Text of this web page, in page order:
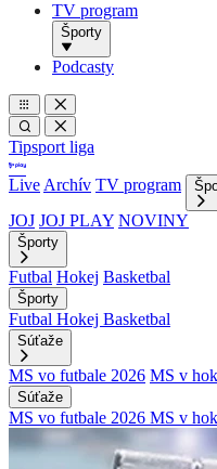
TV program
Športy
Podcasty
Tipsport liga
Live Archív TV program
JOJ JOJ PLAY NOVINY
Športy
Futbal Hokej Basketbal
Športy
Futbal Hokej Basketbal
Súťaže
MS vo futbale 2026 MS v
Súťaže
MS vo futbale 2026 MS v